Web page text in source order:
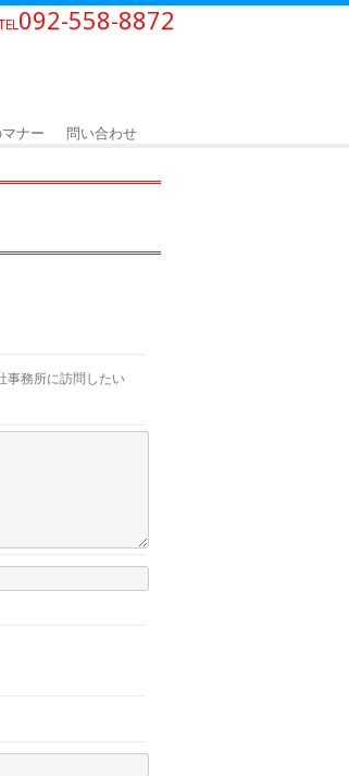
092-558-8872
ナー 問い合わせ
事務所に訪問したい